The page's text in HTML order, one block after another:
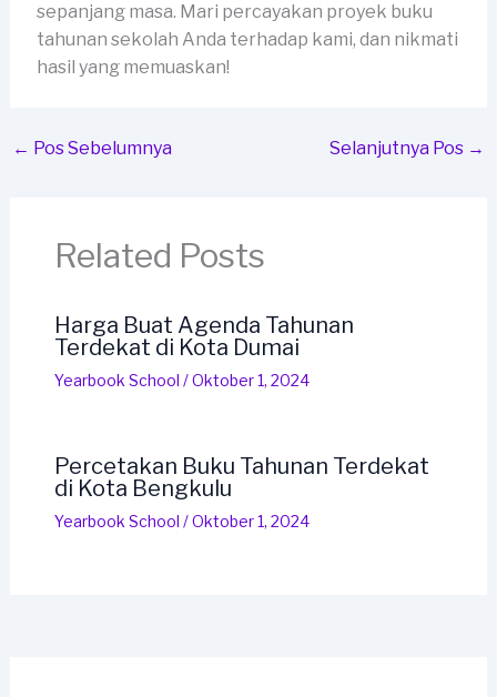
sepanjang masa. Mari percayakan proyek buku
tahunan sekolah Anda terhadap kami, dan nikmati
hasil yang memuaskan!
← Pos Sebelumnya Selanjutnya Pos →
Related Posts
Harga Buat Agenda Tahunan
Terdekat di Kota Dumai
Yearbook School /Oktober 1, 2024
Percetakan Buku Tahunan Terdekat
di Kota Bengkulu
Yearbook School /Oktober 1, 2024